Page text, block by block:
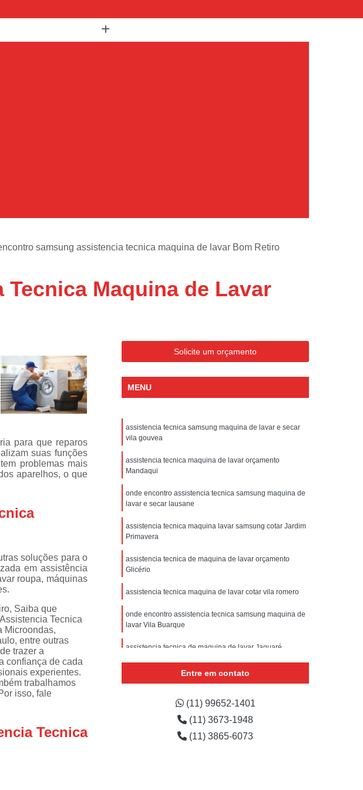
Assistencia Tecnica Ar Condicionado Portatil
Tecnica Ar Condicionado Portatil Philco
Tecnica de Ar Condicionado Portatil Philco
Assistencia Tecnica em Ar Condicionado Portatil
para Ar Condicionado Portatil
Assistencia Tecnica de Geladeira
de Geladeira Electrolux
Assistencia Tecnica Geladeira Electrolux
Resfriar Geladeira
Electrolux Assistencia Tecnica Geladeira
Assistencia Tecnica
Geladeira Assistencia Tecnica
Assistencia Tecnica de Refrigerador
Refrigerador Electrolux
Assistencia Tecnica Electrolux Refrigerador
Assistencia Tecnica Refrigerador com Defeito
Assistencia Tecnica Refrigerador com Problema
Electrolux
Assistencia Tecnica Refrigerador Não Liga
Tecnica
Refrigerador Electrolux Assistencia Tecnica
Secadora Samsung
Assistencia Tecnica Maquina Secadora
Secadora de Roupa
Assistencia Tecnica para Secadora
Tecnica Samsung Lavadora e Secadora
Samsung Secadora
Assistencia Tecnica Secadora
Secadora a Gas
Assistencia Tecnica Secadora Samsung
para Fogão Cooktop
Assistencia Tecnica de Fogão
samsung assistencia tecnica maquina de lavar Bom Retiro
Maquina de Lavar
para que reparos
suas funções
problemas mais
aparelhos, o que
soluções para o
em assistência
roupa, máquinas
Saiba que
Tecnica
Microondas,
entre outras
trazer a
confiança de cada
experientes.
trabalhamos
isso, fale
Tecnica
Solicite um orçamento
MENU
assistencia tecnica samsung maquina de lavar e secar
vila gouvea
assistencia tecnica maquina de lavar orçamento
Mandaqui
onde encontro assistencia tecnica samsung maquina de
lavar e secar lausane
assistencia tecnica maquina lavar samsung cotar Jardim
Primavera
assistencia tecnica de maquina de lavar orçamento
Glicério
assistencia tecnica maquina de lavar cotar vila romero
onde encontro assistencia tecnica samsung maquina de
lavar Vila Buarque
assistencia tecnica de maquina de lavar Jaguaré
conserto de maquina de lavar assistencia Brasilândia
samsung Vila Bela Aliança
Entre em contato
(11) 99652-1401
(11) 3673-1948
(11) 3865-6073